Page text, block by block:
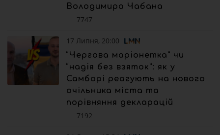
Володимира Чабана
7747
17 Липня, 20:00
“Чергова маріонетка” чи
“надія без взяток”: як у
Самборі реагують на нового
очільника міста та
порівняння декларацій
7192